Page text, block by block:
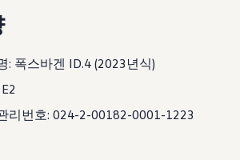
모션
: 폭스바겐 ID.4 (2023년식)
리번호: 024-2-00182-0001-1223